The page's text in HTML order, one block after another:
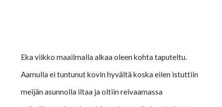
Eka viikko maailmalla alkaa oleen kohta taputeltu.
Aamulla ei tuntunut kovin hyvältä koska eilen istuttiin
meijän asunnolla iltaa ja oltiin reivaamassa